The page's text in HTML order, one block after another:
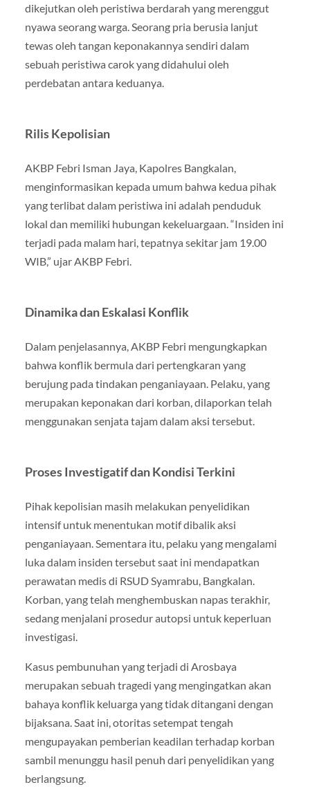
dikejutkan oleh peristiwa berdarah yang merenggut
nyawa seorang warga. Seorang pria berusia lanjut
tewas oleh tangan keponakannya sendiri dalam
sebuah peristiwa carok yang didahului oleh
perdebatan antara keduanya.
Rilis Kepolisian
AKBP Febri Isman Jaya, Kapolres Bangkalan,
menginformasikan kepada umum bahwa kedua pihak
yang terlibat dalam peristiwa ini adalah penduduk
lokal dan memiliki hubungan kekeluargaan. “Insiden ini
terjadi pada malam hari, tepatnya sekitar jam 19.00
WIB,” ujar AKBP Febri.
Dinamika dan Eskalasi Konflik
Dalam penjelasannya, AKBP Febri mengungkapkan
bahwa konflik bermula dari pertengkaran yang
berujung pada tindakan penganiayaan. Pelaku, yang
merupakan keponakan dari korban, dilaporkan telah
menggunakan senjata tajam dalam aksi tersebut.
Proses Investigatif dan Kondisi Terkini
Pihak kepolisian masih melakukan penyelidikan
intensif untuk menentukan motif dibalik aksi
penganiayaan. Sementara itu, pelaku yang mengalami
luka dalam insiden tersebut saat ini mendapatkan
perawatan medis di RSUD Syamrabu, Bangkalan.
Korban, yang telah menghembuskan napas terakhir,
sedang menjalani prosedur autopsi untuk keperluan
investigasi.
Kasus pembunuhan yang terjadi di Arosbaya
merupakan sebuah tragedi yang mengingatkan akan
bahaya konflik keluarga yang tidak ditangani dengan
bijaksana. Saat ini, otoritas setempat tengah
mengupayakan pemberian keadilan terhadap korban
sambil menunggu hasil penuh dari penyelidikan yang
berlangsung.